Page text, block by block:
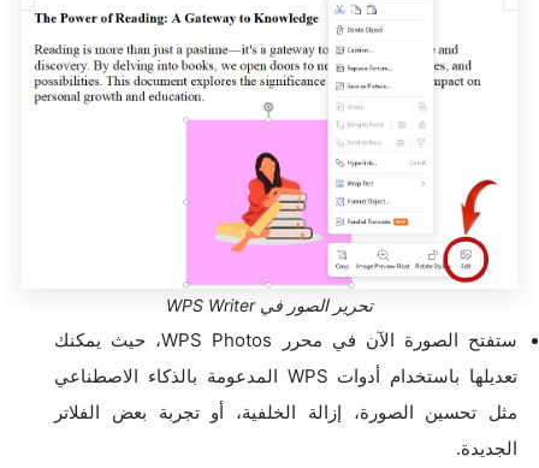
تحرير الصور في WPS Writer
ستفتح الصورة الآن في محرر WPS Photos، حيث يمكنك
تعديلها باستخدام أدوات WPS المدعومة بالذكاء الاصطناعي
مثل تحسين الصورة، إزالة الخلفية، أو تجربة بعض الفلاتر
الجديدة.